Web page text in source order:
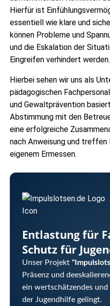
Hierfür ist
essentiell wie klare und
können Probleme und
und die Eskalation der
Eingreifen verhindert werden.
Hierbei sehen wir uns als
pädagogischen
und Gewaltprävention
Abstimmung mit den
eine erfolgreiche
nach Anweisung und treffen
eigenem Ermessen.
Entlastung für
Schutz für
Unser Projekt
Präsenz und
ein wertschätzendes
der Jugendhilfe gelingt.